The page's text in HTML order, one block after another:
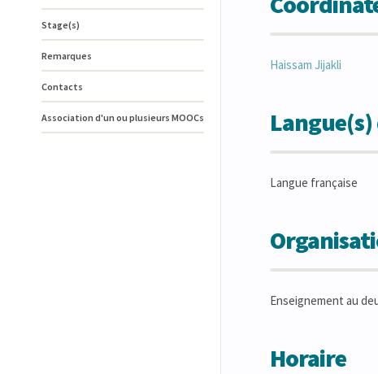
Stage(s)
Remarques
Contacts
Association d'un ou plusieurs MOOCs
Haissam Jijakli
Langue française
Enseignement au
Horaire